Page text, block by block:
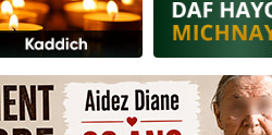
faire un don pour Sauvez la jambe de
en groupe sur Zoom
Torah-Box Music
rejoindre sur WhatsApp